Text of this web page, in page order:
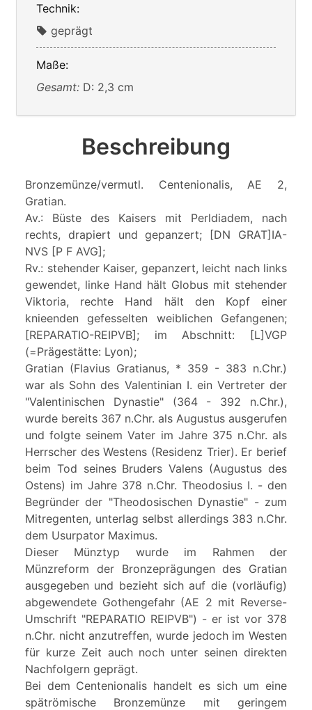
Technik:
geprägt
Maße:
Gesamt: D: 2,3 cm
Beschreibung
Bronzemünze/vermutl. Centenionalis, AE 2,
Gratian.
Av.: Büste des Kaisers mit Perldiadem, nach
rechts, drapiert und gepanzert; [DN GRAT]IA-
NVS [P F AVG];
Rv.: stehender Kaiser, gepanzert, leicht nach links
gewendet, linke Hand hält Globus mit stehender
Viktoria, rechte Hand hält den Kopf einer
knieenden gefesselten weiblichen Gefangenen;
[REPARATIO-REIPVB]; im Abschnitt: [L]VGP
(=Prägestätte: Lyon);
Gratian (Flavius Gratianus, * 359 - 383 n.Chr.)
war als Sohn des Valentinian I. ein Vertreter der
"Valentinischen Dynastie" (364 - 392 n.Chr.),
wurde bereits 367 n.Chr. als Augustus ausgerufen
und folgte seinem Vater im Jahre 375 n.Chr. als
Herrscher des Westens (Residenz Trier). Er berief
beim Tod seines Bruders Valens (Augustus des
Ostens) im Jahre 378 n.Chr. Theodosius I. - den
Begründer der "Theodosischen Dynastie" - zum
Mitregenten, unterlag selbst allerdings 383 n.Chr.
dem Usurpator Maximus.
Dieser Münztyp wurde im Rahmen der
Münzreform der Bronzeprägungen des Gratian
ausgegeben und bezieht sich auf die (vorläufig)
abgewendete Gothengefahr (AE 2 mit Reverse-
Umschrift "REPARATIO REIPVB") - er ist vor 378
n.Chr. nicht anzutreffen, wurde jedoch im Westen
für kurze Zeit auch noch unter seinen direkten
Nachfolgern geprägt.
Bei dem Centenionalis handelt es sich um eine
spätrömische Bronzemünze mit geringem